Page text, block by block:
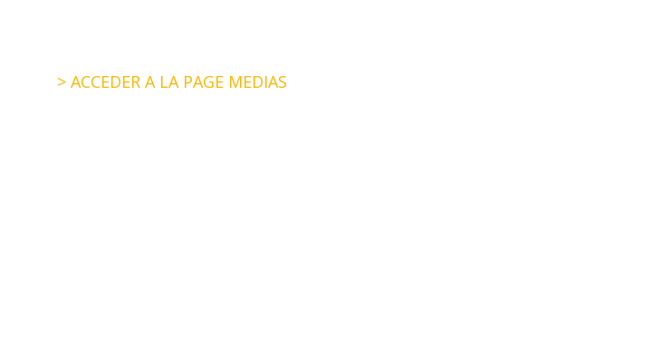
> ACCEDER A LA PAGE MEDIAS